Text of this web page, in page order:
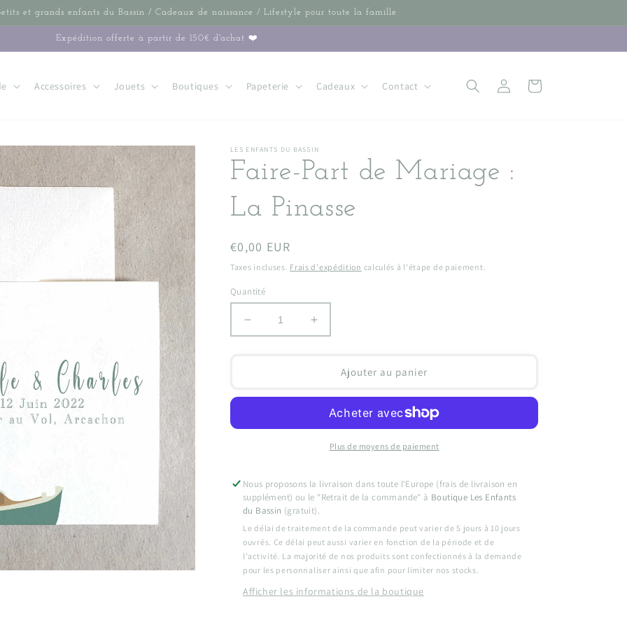
et grands enfants du Bassin / Cadeaux de naissance / Lifestyle pour toute la famille
Expédition offerte à partir de 150€ d'achat ❤️
Accessoires Jouets Boutiques Papeterie Cadeaux Contact Connexion Panier
LES ENFANTS DU BASSIN
Faire-Part de Mariage :
La Pinasse
Prix
habituel
€0,00 EUR
Taxes incluses. Frais d'expédition calculés à l'étape de paiement.
Quantité
Réduire
la
Part
Mariage
Augmenter
la
Part
Mariage
Ajouter au panier
Plus de moyens de paiement
Nous proposons la livraison dans toute l'Europe (frais de livraison en
supplément) ou le "Retrait de la commande" à Boutique Les Enfants
du Bassin (gratuit).
Le délai de traitement de la commande peut varier de 5 jours à 10 jours
ouvrés. Ce délai peut aussi varier en fonction de la période et de
l'activité. La majorité de nos produits sont confectionnés à la demande
pour les personnaliser ainsi que afin pour limiter nos stocks.
Afficher les informations de la boutique